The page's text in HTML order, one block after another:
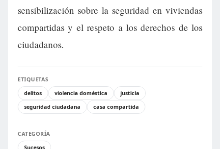
sensibilización sobre la seguridad en viviendas
compartidas y el respeto a los derechos de los
ciudadanos.
ETIQUETAS
delitos
violencia doméstica
justicia
seguridad ciudadana
casa compartida
CATEGORÍA
Sucesos